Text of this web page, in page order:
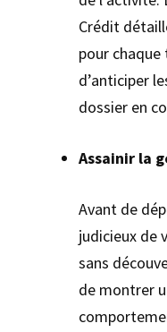
Crédit
pour
d’anticiper
dossier en
Assainir la
Avant de
judicieux de
sans
de montrer